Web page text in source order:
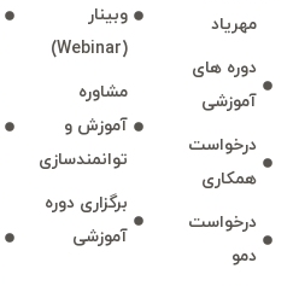
مهرياد
دوره های
آموزشی
درخواست
همكاری
درخواست
دمو
وبينار
(Webinar)
مشاوره
آموزش و
توانمند‌‌سازی
برگزاری دوره
آموزشی